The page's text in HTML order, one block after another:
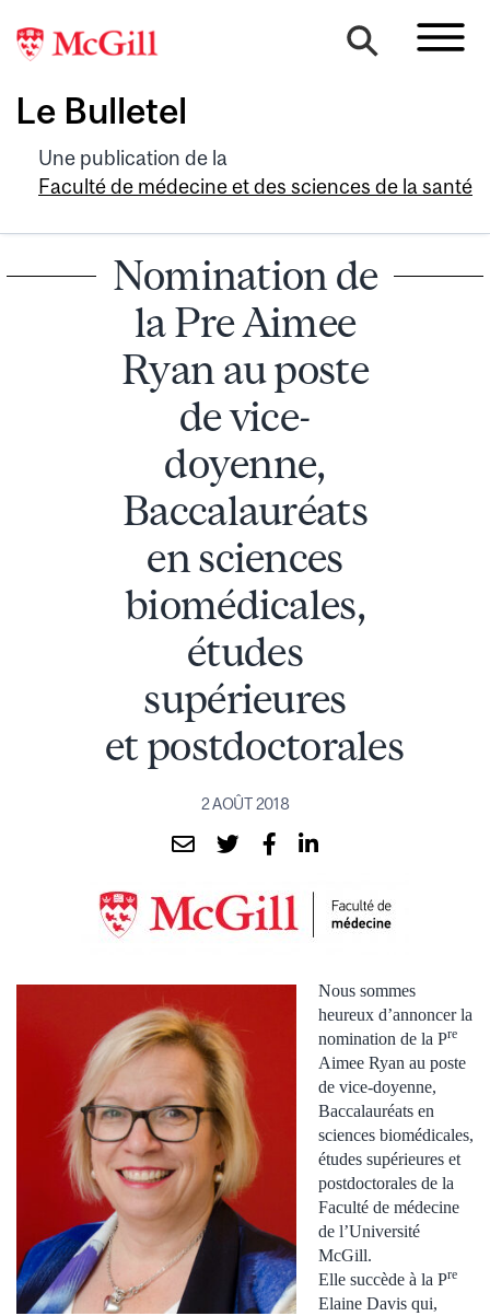
Le Bulletel
Une publication de la
Faculté de médecine et des sciences de la santé
Nomination de
la Pre Aimee
Ryan au poste
de vice-
doyenne,
Baccalauréats
en sciences
biomédicales,
études
supérieures
et postdoctorales
2 AOÛT 2018
Nous sommes
heureux d’annoncer la
nomination de la Pre
Aimee Ryan au poste
de vice-doyenne,
Baccalauréats en
sciences biomédicales,
études supérieures et
postdoctorales de la
Faculté de médecine
de l’Université
McGill.
Elle succède à la Pre
Elaine Davis qui,